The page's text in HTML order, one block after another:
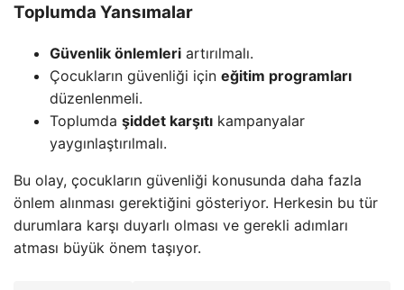
Toplumda Yansımalar
Güvenlik önlemleri artırılmalı.
Çocukların güvenliği için eğitim programları
düzenlenmeli.
Toplumda şiddet karşıtı kampanyalar
yaygınlaştırılmalı.
Bu olay, çocukların güvenliği konusunda daha fazla
önlem alınması gerektiğini gösteriyor. Herkesin bu tür
durumlara karşı duyarlı olması ve gerekli adımları
atması büyük önem taşıyor.